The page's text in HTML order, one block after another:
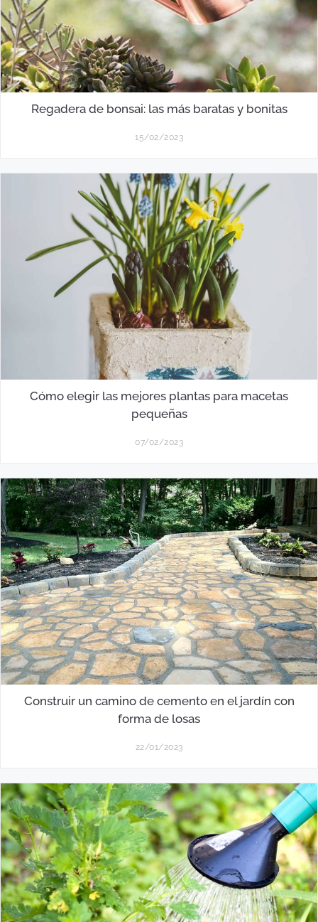
Regadera de bonsai: las más baratas y bonitas
15/02/2023
Cómo elegir las mejores plantas para macetas
pequeñas
07/02/2023
Construir un camino de cemento en el jardín con
forma de losas
22/01/2023